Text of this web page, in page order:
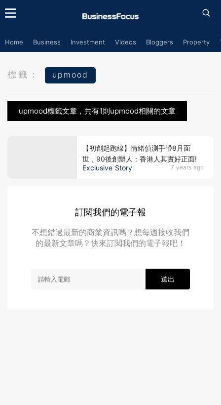
Home Business Investment Videos Bloggers Property
標籤： upmood
upmood標籤文章，共有1則upmood相關的文章
Exclusive Story 7 years ago
【初創起跑線】情緒偵測手帶8月面
世，90後創辦人：香港人其實好正面!
訂閱我們的電子報
不想錯過最新的商業資訊嗎？想每週接收我們
的最新文章嗎？快來訂閱我們的電子報吧！
送出